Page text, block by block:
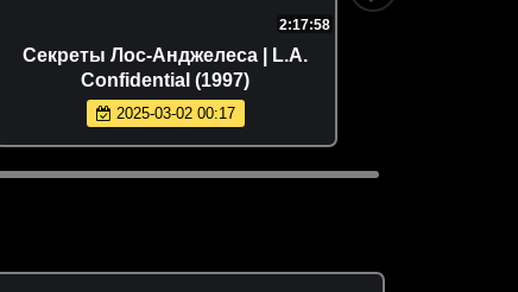
2:17:58
Секреты Лос-Анджелеса | L.A.
Confidential (1997)
2025-03-02 00:17